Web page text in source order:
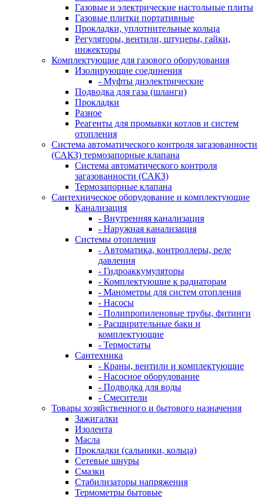
Газовые и электрические настольные плиты
Газовые плитки портативные
Прокладки, уплотнительные кольца
Регуляторы, вентили, штуцеры, гайки,
инжекторы
Комплектующие для газового оборудования
Изолирующие соединения
- Муфты диэлектрические
Подводка для газа (шланги)
Прокладки
Разное
Реагенты для промывки котлов и систем
отопления
Система автоматического контроля загазованности
(САКЗ) термозапорные клапана
Система автоматического контроля
загазованности (САКЗ)
Термозапорные клапана
Сантехническое оборудование и комплектующие
Канализация
- Внутренняя канализация
- Наружная канализация
Системы отопления
- Автоматика, контроллеры, реле
давления
- Гидроаккумуляторы
- Комплектующие к радиаторам
- Манометры для систем отопления
- Насосы
- Полипропиленовые трубы, фитинги
- Расширительные баки и
комплектующие
- Термостаты
Сантехника
- Краны, вентили и комплектующие
- Насосное оборудование
- Подводка для воды
- Смесители
Товары хозяйственного и бытового назначения
Зажигалки
Изолента
Масла
Прокладки (сальники, кольца)
Сетевые шнуры
Смазки
Стабилизаторы напряжения
Термометры бытовые